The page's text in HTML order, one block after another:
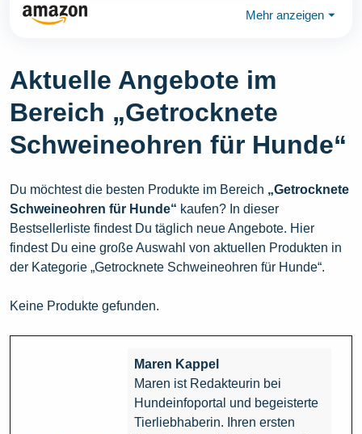
Mehr anzeigen ⏷
Aktuelle Angebote im
Bereich „Getrocknete
Schweineohren für Hunde“
Du möchtest die besten Produkte im Bereich „Getrocknete
Schweineohren für Hunde“ kaufen? In dieser
Bestsellerliste findest Du täglich neue Angebote. Hier
findest Du eine große Auswahl von aktuellen Produkten in
der Kategorie „Getrocknete Schweineohren für Hunde“.
Keine Produkte gefunden.
Maren Kappel
Maren ist Redakteurin bei
Hundeinfoportal und begeisterte
Tierliebhaberin. Ihren ersten